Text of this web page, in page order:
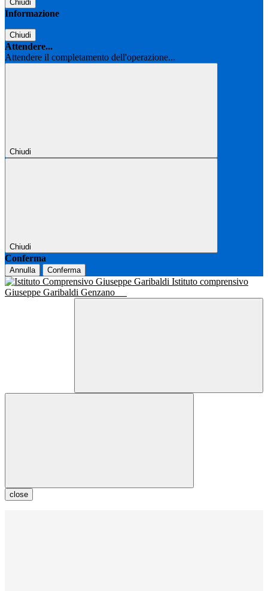
Chiudi
Informazione
Chiudi
Attendere...
Attendere il completamento dell'operazione...
Chiudi
Chiudi
Conferma
Annulla Conferma
Istituto comprensivo
Giuseppe Garibaldi Genzano
close